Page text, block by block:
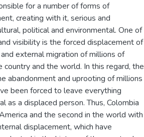
for a number of forms of
creating with it, serious and
political and environmental. One of
visibility is the forced displacement of
external migration of millions of
and the world. In this regard, the
abandonment and uprooting of millions
been forced to leave everything
as a displaced person. Thus, Colombia
and the second in the world with
displacement, which have